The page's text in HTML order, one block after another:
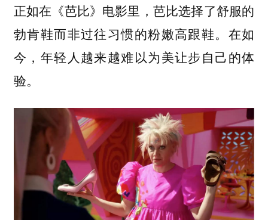
正如在《芭比》电影里，芭比选择了舒服的
勃肯鞋而非过往习惯的粉嫩高跟鞋。在如
今，年轻人越来越难以为美让步自己的体
验。